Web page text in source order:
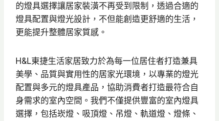
的燈具選擇讓居家裝潢不再受到限制，透過合適的
燈具配置與燈光設計，不但能創造更舒適的生活，
更能提升整體居家質感。
H&L東捷生活家居致力於為每一位居住者打造兼具
美學、品質與實用性的居家光環境，以專業的燈光
配置與多元的燈具產品，協助消費者打造最符合自
身需求的室內空間。我們不僅提供豐富的室內燈具
選擇，包括崁燈、吸頂燈、吊燈、軌道燈、燈條、